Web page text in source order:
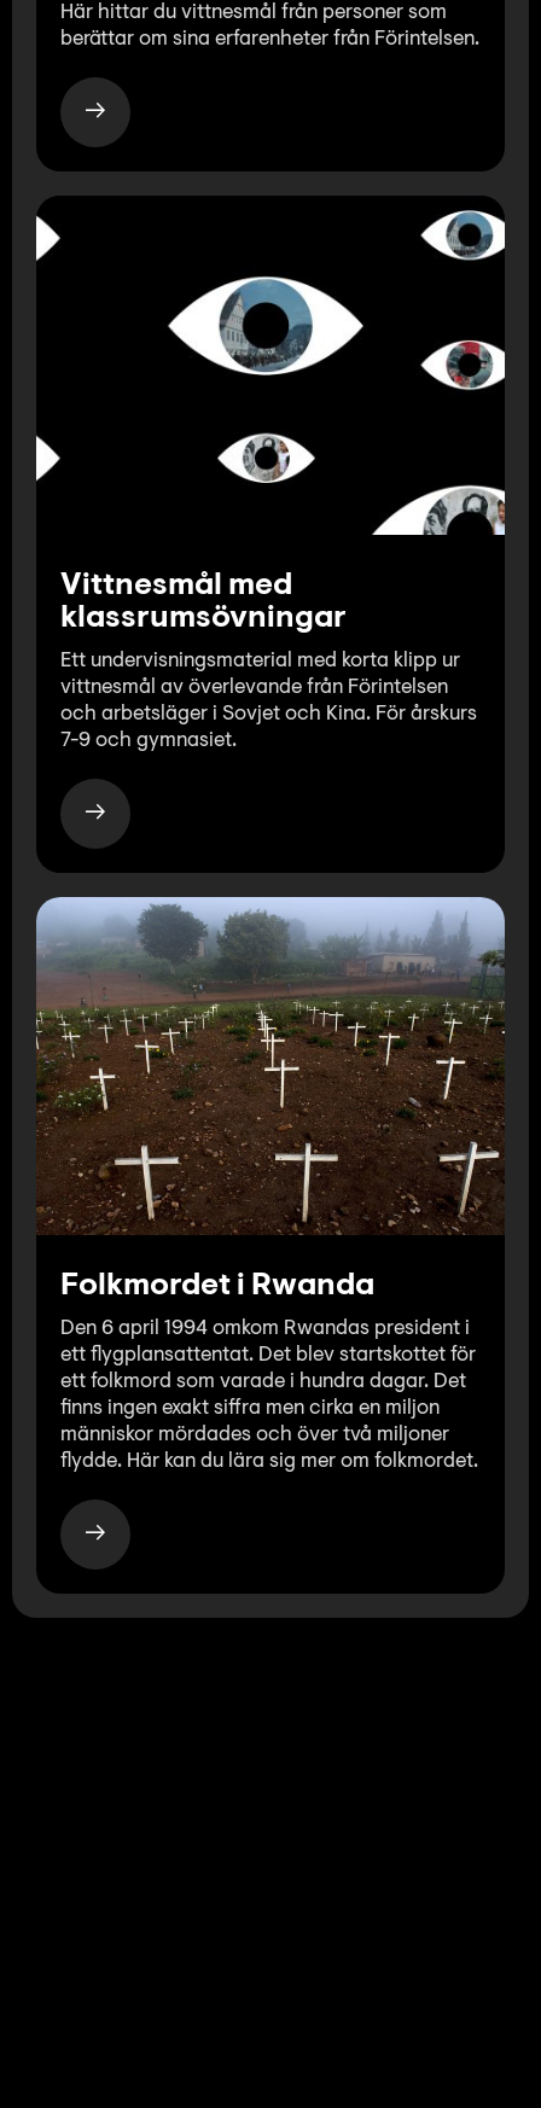
Lättläst
Här hittar du vittnesmål från personer som
berättar om sina erfarenheter från Förintelsen.
Vittnesmål med
klassrumsövningar
Ett undervisningsmaterial med korta klipp ur
vittnesmål av överlevande från Förintelsen
och arbetsläger i Sovjet och Kina. För årskurs
7-9 och gymnasiet.
Folkmordet i Rwanda
Den 6 april 1994 omkom Rwandas president i
ett flygplansattentat. Det blev startskottet för
ett folkmord som varade i hundra dagar. Det
finns ingen exakt siffra men cirka en miljon
människor mördades och över två miljoner
flydde. Här kan du lära sig mer om folkmordet.